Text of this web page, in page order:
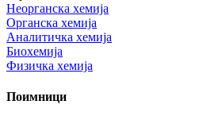
Неорганска хемија
Органска хемија
Аналитичка хемија
Биохемија
Физичка хемија
Поимници